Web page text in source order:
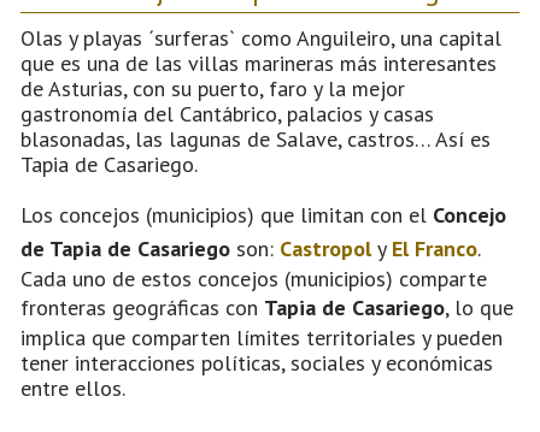
Olas y playas ´surferas` como Anguileiro, una capital
que es una de las villas marineras más interesantes
de Asturias, con su puerto, faro y la mejor
gastronomía del Cantábrico, palacios y casas
blasonadas, las lagunas de Salave, castros… Así es
Tapia de Casariego.
Los concejos (municipios) que limitan con el Concejo
de Tapia de Casariego son: Castropoly El Franco.
Cada uno de estos concejos (municipios) comparte
fronteras geográficas con Tapia de Casariego, lo que
implica que comparten límites territoriales y pueden
tener interacciones políticas, sociales y económicas
entre ellos.